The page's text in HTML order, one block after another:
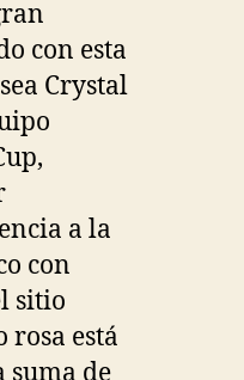
con esta
Crystal
a la
con
sitio
rosa está
suma de